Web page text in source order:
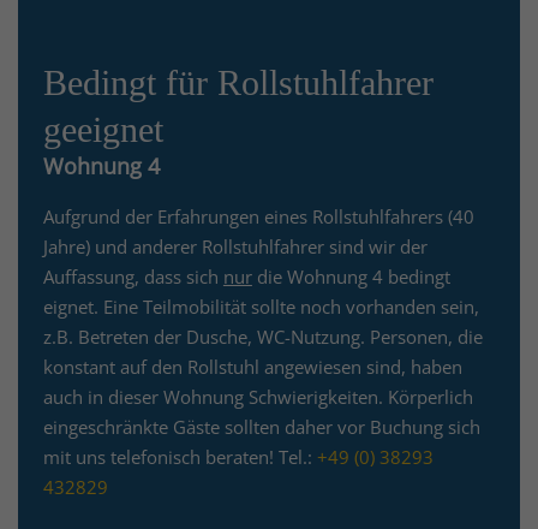
Bedingt für Rollstuhlfahrer
geeignet
Wohnung 4
Aufgrund der Erfahrungen eines Rollstuhlfahrers (40
Jahre) und anderer Rollstuhlfahrer sind wir der
Auffassung, dass sich nurdie Wohnung 4 bedingt
eignet. Eine Teilmobilität sollte noch vorhanden sein,
z.B. Betreten der Dusche, WC-Nutzung. Personen, die
konstant auf den Rollstuhl angewiesen sind, haben
auch in dieser Wohnung Schwierigkeiten. Körperlich
eingeschränkte Gäste sollten daher vor Buchung sich
mit uns telefonisch beraten! Tel.: +49 (0) 38293
432829